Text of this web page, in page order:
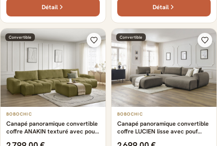
Détail Détail
Convertible
BOBOCHIC
Canapé panoramique convertible
coffre ANAKIN texturé avec pouf
Convertible
BOBOCHIC
Canapé panoramique convertible
coffre LUCIEN lisse avec pouf